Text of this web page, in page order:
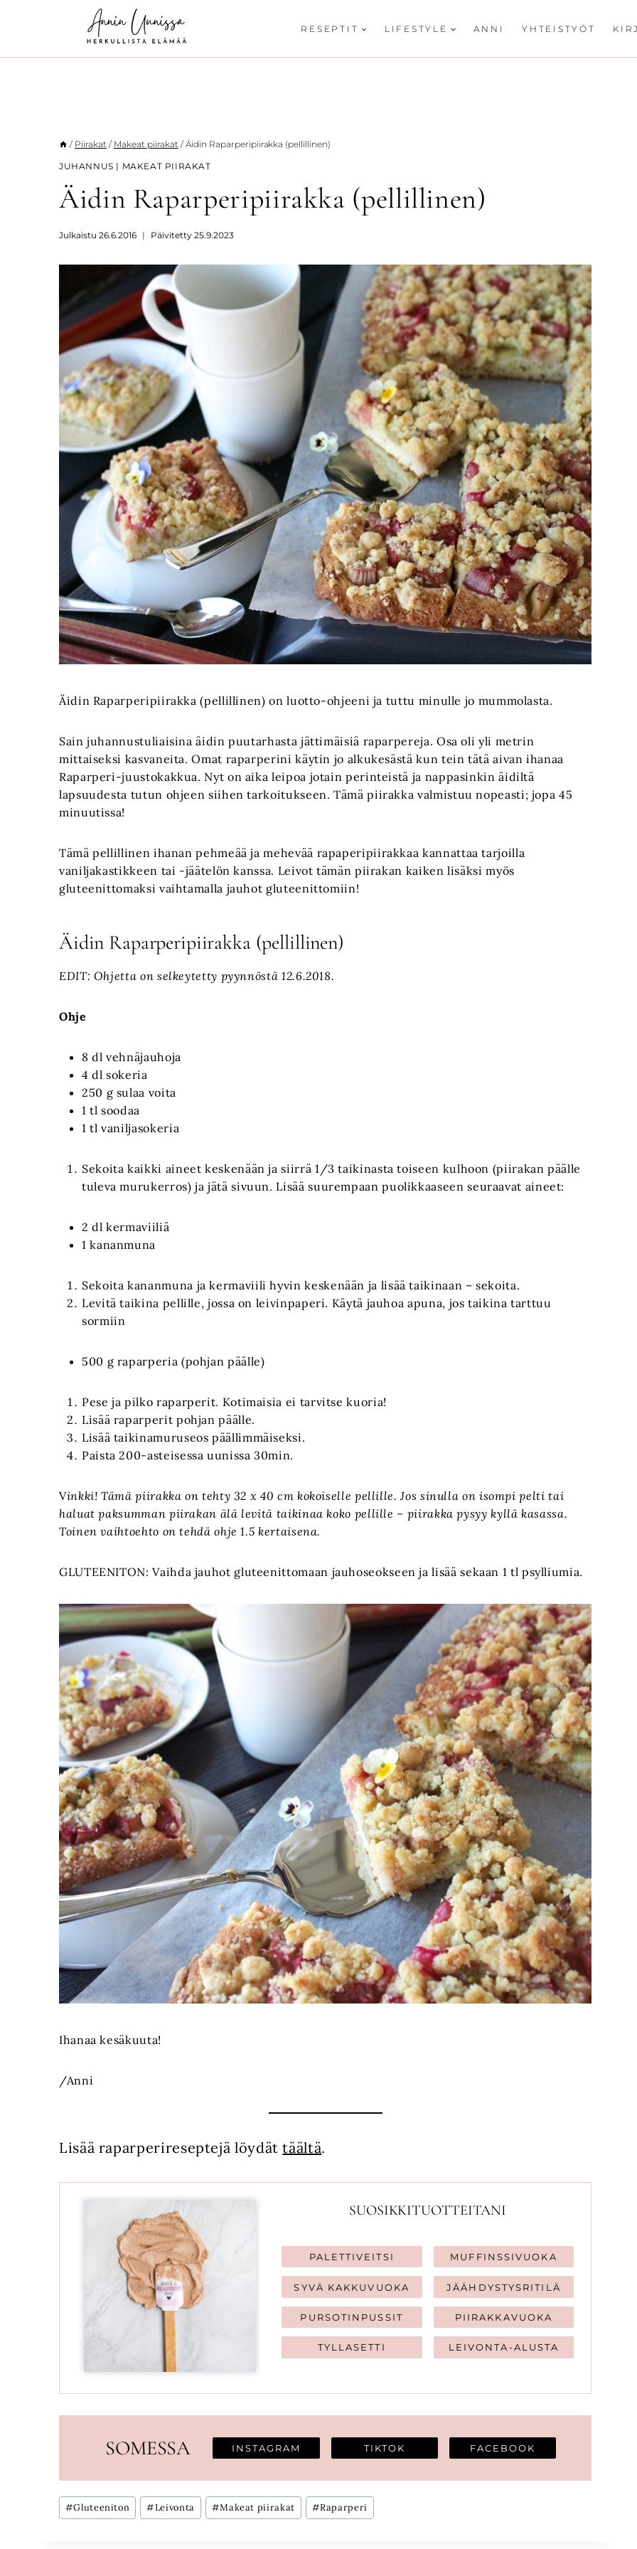
RESEPTIT LIFESTYLE ANNI YHTEISTYÖT
/ Piirakat / Makeat piirakat / Äidin Raparperipiirakka (pellillinen)
JUHANNUS | MAKEAT PIIRAKAT
Äidin Raparperipiirakka (pellillinen)
Julkaistu 26.6.2016 Päivitetty 25.9.2023
Äidin Raparperipiirakka (pellillinen) on luotto-ohjeeni ja tuttu minulle jo mummolasta.
Sain juhannustuliaisina äidin puutarhasta jättimäisiä raparpereja. Osa oli yli metrin
mittaiseksi kasvaneita. Omat raparperini käytin jo alkukesästä kun tein tätä aivan ihanaa
Raparperi-juustokakkua. Nyt on aika leipoa jotain perinteistä ja nappasinkin äidiltä
lapsuudesta tutun ohjeen siihen tarkoitukseen. Tämä piirakka valmistuu nopeasti; jopa 45
minuutissa!
Tämä pellillinen ihanan pehmeää ja mehevää rapaperipiirakkaa kannattaa tarjoilla
vaniljakastikkeen tai -jäätelön kanssa. Leivot tämän piirakan kaiken lisäksi myös
gluteenittomaksi vaihtamalla jauhot gluteenittomiin!
Äidin Raparperipiirakka (pellillinen)
EDIT: Ohjetta on selkeytetty pyynnöstä 12.6.2018.
Ohje
8 dl vehnäjauhoja
4 dl sokeria
250 g sulaa voita
1 tl soodaa
1 tl vaniljasokeria
Sekoita kaikki aineet keskenään ja siirrä 1/3 taikinasta toiseen kulhoon (piirakan päälle
tuleva murukerros) ja jätä sivuun. Lisää suurempaan puolikkaaseen seuraavat aineet:
2 dl kermaviiliä
1 kananmuna
Sekoita kananmuna ja kermaviili hyvin keskenään ja lisää taikinaan – sekoita.
Levitä taikina pellille, jossa on leivinpaperi. Käytä jauhoa apuna, jos taikina tarttuu
sormiin
500 g raparperia (pohjan päälle)
Pese ja pilko raparperit. Kotimaisia ei tarvitse kuoria!
Lisää raparperit pohjan päälle.
Lisää taikinamuruseos päällimmäiseksi.
Paista 200-asteisessa uunissa 30min.
Vinkki! Tämä piirakka on tehty 32 x 40 cm kokoiselle pellille. Jos sinulla on isompi pelti tai
haluat paksumman piirakan älä levitä taikinaa koko pellille – piirakka pysyy kyllä kasassa.
Toinen vaihtoehto on tehdä ohje 1.5 kertaisena.
GLUTEENITON: Vaihda jauhot gluteenittomaan jauhoseokseen ja lisää sekaan 1 tl psylliumia.
Ihanaa kesäkuuta!
/Anni
Lisää raparperireseptejä löydättäältä.
SUOSIKKITUOTTEITANI
PALETTIVEITSI
SYVÄ KAKKUVUOKA
PURSOTINPUSSIT
TYLLASETTI
MUFFINSSIVUOKA
JÄÄHDYSTYSRITILÄ
PIIRAKKAVUOKA
LEIVONTA-ALUSTA
SOMESSA INSTAGRAM TIKTOK FACEBOOK
Avainsanat:
#Gluteeniton #Leivonta #Makeat piirakat #Raparperi